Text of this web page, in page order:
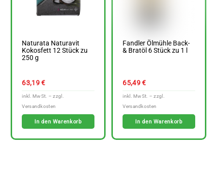
Naturata Naturavit
Kokosfett 12 Stück zu
250 g
63,19€
In den Warenkorb
Fandler Ölmühle Back-
& Bratöl 6 Stück zu 1 l
65,49€
In den Warenkorb